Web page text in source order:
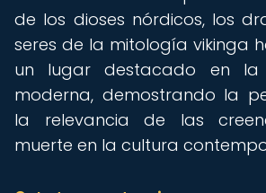
de los dioses nórdicos, los
seres de la mitología vikinga
un lugar destacado en la
moderna, demostrando la
la relevancia de las
muerte en la cultura